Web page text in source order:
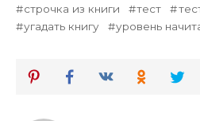
строчка из книги
тест
угадать книгу
уровень